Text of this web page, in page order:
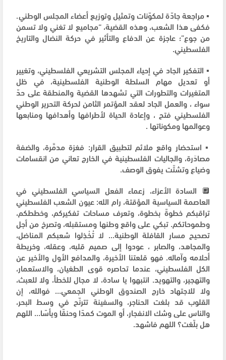
▪️ مراجعة جادّة لمكوّنات وتمثيل وتوزيع أعضاء المجلس الوطني.
فكفى هذا الشعب، وهذه القضية، “مجاميع لا تغني ولا تسمن
من جوع”؛ عاجزة عن الدفاع والتأثير في حركة النضال والتاريخ
الفلسطيني.
▪️ التفكير الجاد في إحياء المجلس التشريعي الفلسطيني، وتغيير
أو تعديل مهام السلطة الوطنية الفلسطينية، في ظل
المتغيرات والتطورات التي تشهدها القضية والمنطقة على حدّ
سواء ، والعمل الجاد لعقد المؤتمر الثامن لحركة التحرير الوطني
الفلسطيني فتح ، وإعادة الحياة لأطرافها وأهدافها ومنابعها
وعوالمها ومكوناتها .
▪️ استحضار واقع ملائم لتطبيق القرار: فغزة مدمَّرة، والضفة
مصادَرة، والجاليات الفلسطينية في الخارج تعاني من انقسامات
وضياع وتشتّت يفوق الوصف.
🔲 السادة الأعزاء، زعماء الفعل السياسي الفلسطيني في
العاصمة السياسية المؤقتة، رام الله: عيون الشعب الفلسطيني
تراقبكم خطوةً بخطوة، وتعرف مساحات تفكيركم، وخططكم،
وطموحاتكم. تبكي على واقع وطنها ومستقبله، وتصرخ من أجل
تصحيح مسار القافلة الوطنية… لا تُخْذِلوا شعبكم المناضل،
والمجاهد، والصابر ، عودوا إلى صميم قلبه، وعقله، وخريطة
أحلامه وآماله. فهو قلعتنا الأخيرة، والمدافع الأول والأخير عن
الكل الفلسطيني، عندما تحاصره قوى الطغيان، والاستعمار،
والتهجير، والتهويد. انتبهوا يا سادة، لا مجال للخطأ، ولا للعبث،
ولا للاجتهاد خارج الصندوق الوطني الجمعي… فوالله، إن
القلوب قد بلغت الحناجر، والسفينة تترنّح في وسط البحر،
والناس على وشك الانفجار، أو الموت كمدًا وحنقًا ويأسًا… اللهم
هل بلّغت؟ اللهم فاشهد.